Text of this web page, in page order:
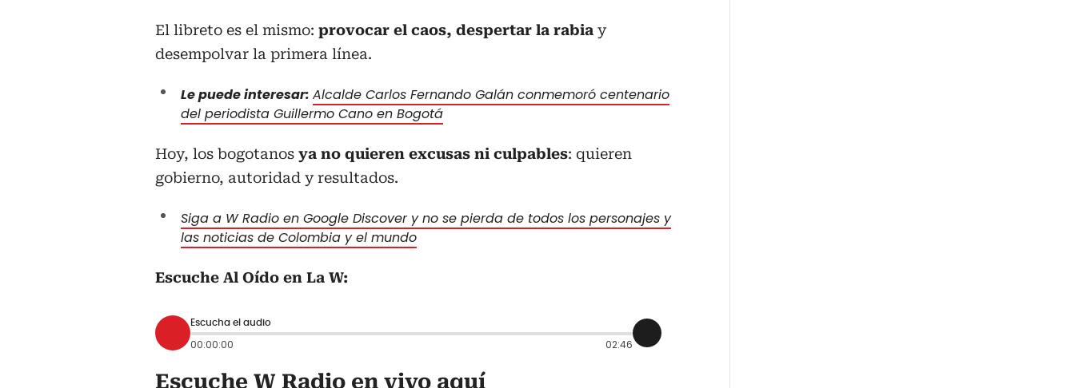
El libreto es el mismo: provocar el caos, despertar la rabia y
desempolvar la primera línea.
Le puede interesar: Alcalde Carlos Fernando Galán conmemoró centenario
del periodista Guillermo Cano en Bogotá
Hoy, los bogotanos ya no quieren excusas ni culpables: quieren
gobierno, autoridad y resultados.
Siga a W Radio en Google Discover y no se pierda de todos los personajes y
las noticias de Colombia y el mundo
Escuche Al Oído en La W:
Escucha el audio
00:00:00 02:46
Escuche W Radio en vivo aquí